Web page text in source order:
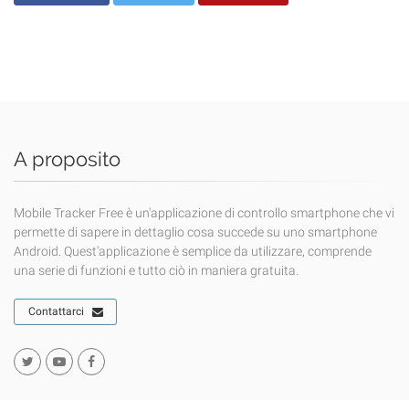
A proposito
Mobile Tracker Free è un'applicazione di controllo smartphone che vi
permette di sapere in dettaglio cosa succede su uno smartphone
Android. Quest'applicazione è semplice da utilizzare, comprende
una serie di funzioni e tutto ciò in maniera gratuita.
Contattarci